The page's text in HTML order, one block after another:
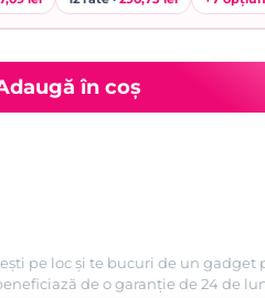
în coș
pe loc și te bucuri de un gadget
de o garanție de 24 de